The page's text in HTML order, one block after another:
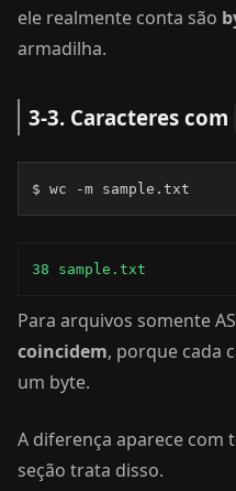
ele realmente conta são
armadilha.
3-3. Caracteres com
$ wc -m sample.txt
38 sample.txt
Para arquivos somente
coincidem, porque cada
um byte.
A diferença aparece com
seção trata disso.